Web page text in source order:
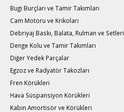
Bugi Burçları ve Tamir Takımları
Cam Motoru ve Krikoları
Debriyaj Baskı, Balata, Rulman ve Setleri
Denge Kolu ve Tamir Takımları
Diğer Yedek Parçalar
Egzoz ve Radyatör Takozları
Fren Körükleri
Hava Süspansiyon Körükleri
Kabin Amortisör ve Körükleri